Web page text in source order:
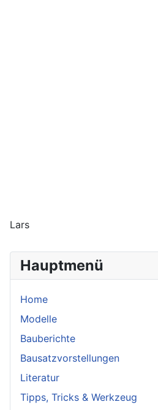
Hauptmenü
Home
Modelle
Bauberichte
Bausatzvorstellungen
Literatur
Tipps, Tricks & Werkzeug
Lars